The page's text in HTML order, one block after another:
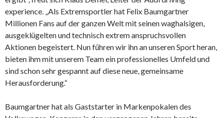
experience. „Als Extremsportler hat Felix Baumgartner
Millionen Fans auf der ganzen Welt mit seinen waghalsigen,
ausgeklügelten und technisch extrem anspruchsvollen
Aktionen begeistert. Nun führen wir ihn an unseren Sport heran,
bieten ihm mit unserem Team ein professionelles Umfeld und
sind schon sehr gespannt auf diese neue, gemeinsame
Herausforderung.“
Baumgartner hat als Gaststarter in Markenpokalen des